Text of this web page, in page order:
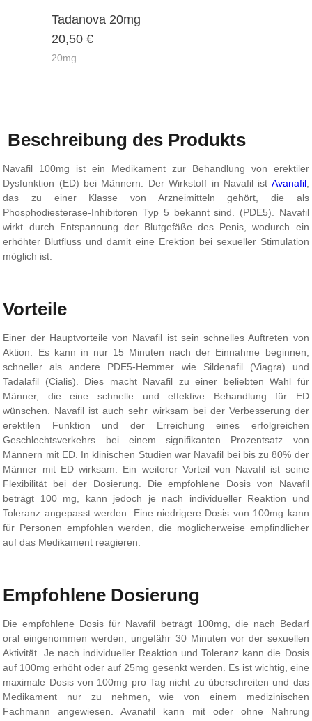
Tadanova 20mg
20,50 €
20mg
Beschreibung des Produkts
Navafil 100mg ist ein Medikament zur Behandlung von erektiler
Dysfunktion (ED) bei Männern. Der Wirkstoff in Navafil ist Avanafil,
das zu einer Klasse von Arzneimitteln gehört, die als
Phosphodiesterase-Inhibitoren Typ 5 bekannt sind. (PDE5). Navafil
wirkt durch Entspannung der Blutgefäße des Penis, wodurch ein
erhöhter Blutfluss und damit eine Erektion bei sexueller Stimulation
möglich ist.
Vorteile
Einer der Hauptvorteile von Navafil ist sein schnelles Auftreten von
Aktion. Es kann in nur 15 Minuten nach der Einnahme beginnen,
schneller als andere PDE5-Hemmer wie Sildenafil (Viagra) und
Tadalafil (Cialis). Dies macht Navafil zu einer beliebten Wahl für
Männer, die eine schnelle und effektive Behandlung für ED
wünschen. Navafil ist auch sehr wirksam bei der Verbesserung der
erektilen Funktion und der Erreichung eines erfolgreichen
Geschlechtsverkehrs bei einem signifikanten Prozentsatz von
Männern mit ED. In klinischen Studien war Navafil bei bis zu 80% der
Männer mit ED wirksam. Ein weiterer Vorteil von Navafil ist seine
Flexibilität bei der Dosierung. Die empfohlene Dosis von Navafil
beträgt 100 mg, kann jedoch je nach individueller Reaktion und
Toleranz angepasst werden. Eine niedrigere Dosis von 100mg kann
für Personen empfohlen werden, die möglicherweise empfindlicher
auf das Medikament reagieren.
Empfohlene Dosierung
Die empfohlene Dosis für Navafil beträgt 100mg, die nach Bedarf
oral eingenommen werden, ungefähr 30 Minuten vor der sexuellen
Aktivität. Je nach individueller Reaktion und Toleranz kann die Dosis
auf 100mg erhöht oder auf 25mg gesenkt werden. Es ist wichtig, eine
maximale Dosis von 100mg pro Tag nicht zu überschreiten und das
Medikament nur zu nehmen, wie von einem medizinischen
Fachmann angewiesen. Avanafil kann mit oder ohne Nahrung